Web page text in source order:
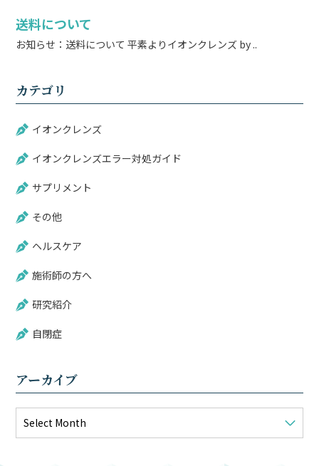
送料について
お知らせ：送料について 平素よりイオンクレンズ by ..
カテゴリ
イオンクレンズ
イオンクレンズエラー対処ガイド
サプリメント
その他
ヘルスケア
施術師の方へ
研究紹介
自閉症
アーカイブ